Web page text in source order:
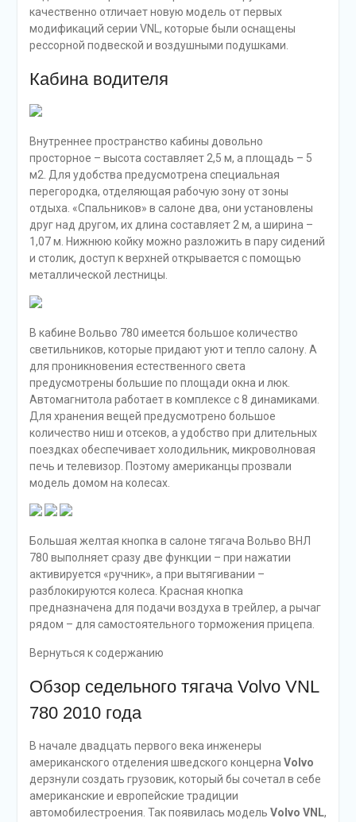
качественно отличает новую модель от первых
модификаций серии VNL, которые были оснащены
рессорной подвеской и воздушными подушками.
Кабина водителя
Внутреннее пространство кабины довольно
просторное – высота составляет 2,5 м, а площадь – 5
м2. Для удобства предусмотрена специальная
перегородка, отделяющая рабочую зону от зоны
отдыха. «Спальников» в салоне два, они установлены
друг над другом, их длина составляет 2 м, а ширина –
1,07 м. Нижнюю койку можно разложить в пару сидений
и столик, доступ к верхней открывается с помощью
металлической лестницы.
В кабине Вольво 780 имеется большое количество
светильников, которые придают уют и тепло салону. А
для проникновения естественного света
предусмотрены большие по площади окна и люк.
Автомагнитола работает в комплексе с 8 динамиками.
Для хранения вещей предусмотрено большое
количество ниш и отсеков, а удобство при длительных
поездках обеспечивает холодильник, микроволновая
печь и телевизор. Поэтому американцы прозвали
модель домом на колесах.
Большая желтая кнопка в салоне тягача Вольво ВНЛ
780 выполняет сразу две функции – при нажатии
активируется «ручник», а при вытягивании –
разблокируются колеса. Красная кнопка
предназначена для подачи воздуха в трейлер, а рычаг
рядом – для самостоятельного торможения прицепа.
Вернуться к содержанию
Обзор седельного тягача Volvo VNL
780 2010 года
В начале двадцать первого века инженеры
американского отделения шведского концернаVolvo
дерзнули создать грузовик, который бы сочетал в себе
американские и европейские традиции
автомобилестроения. Так появилась модель Volvo VNL,